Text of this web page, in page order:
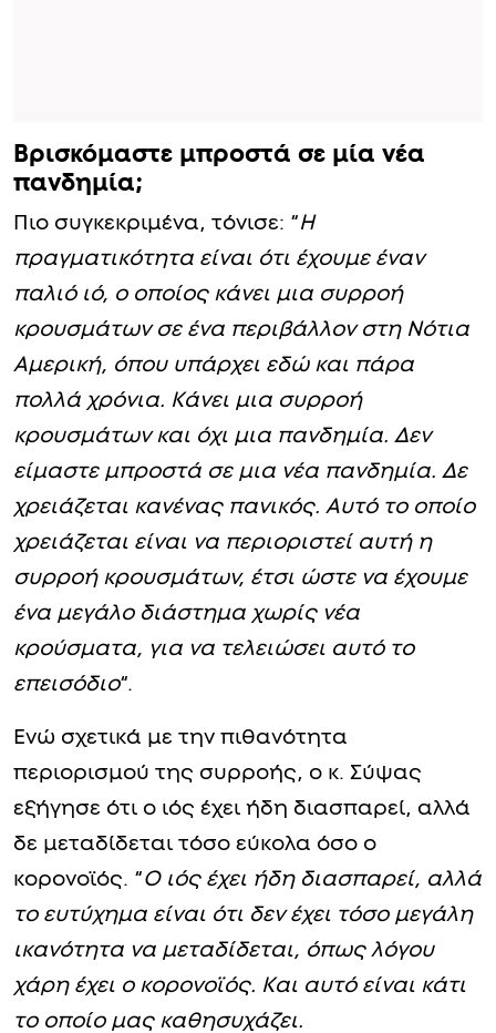
Βρισκόμαστε μπροστά σε μία νέα
πανδημία;
Πιο συγκεκριμένα, τόνισε: “Η
πραγματικότητα είναι ότι έχουμε έναν
παλιό ιό, ο οποίος κάνει μια συρροή
κρουσμάτων σε ένα περιβάλλον στη Νότια
Αμερική, όπου υπάρχει εδώ και πάρα
πολλά χρόνια. Κάνει μια συρροή
κρουσμάτων και όχι μια πανδημία. Δεν
είμαστε μπροστά σε μια νέα πανδημία. Δε
χρειάζεται κανένας πανικός. Αυτό το οποίο
χρειάζεται είναι να περιοριστεί αυτή η
συρροή κρουσμάτων, έτσι ώστε να έχουμε
ένα μεγάλο διάστημα χωρίς νέα
κρούσματα, για να τελειώσει αυτό το
επεισόδιο“.
Ενώ σχετικά με την πιθανότητα
περιορισμού της συρροής, ο κ. Σύψας
εξήγησε ότι ο ιός έχει ήδη διασπαρεί, αλλά
δε μεταδίδεται τόσο εύκολα όσο ο
κορονοϊός. “Ο ιός έχει ήδη διασπαρεί, αλλά
το ευτύχημα είναι ότι δεν έχει τόσο μεγάλη
ικανότητα να μεταδίδεται, όπως λόγου
χάρη έχει ο κορονοϊός. Και αυτό είναι κάτι
το οποίο μας καθησυχάζει.